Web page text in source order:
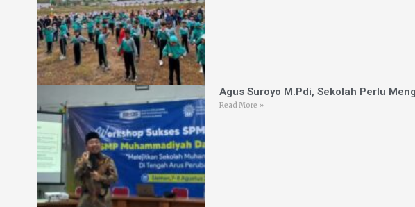
Agus Suroyo M.Pdi, Sekolah Perlu
Read More »